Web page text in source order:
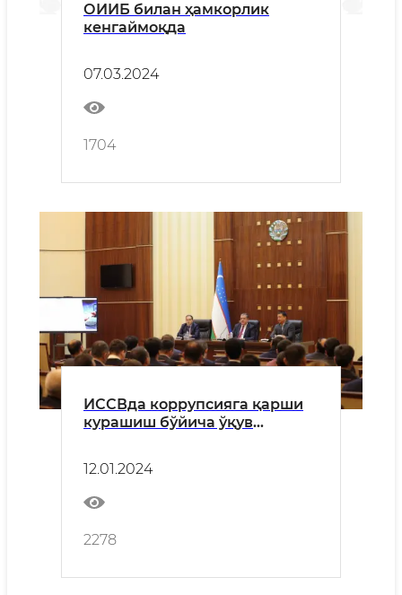
ОИИБ билан ҳамкорлик
кенгаймоқда
07.03.2024
1704
ИССВда коррупсияга қарши
курашиш бўйича ўқув
12.01.2024
2278